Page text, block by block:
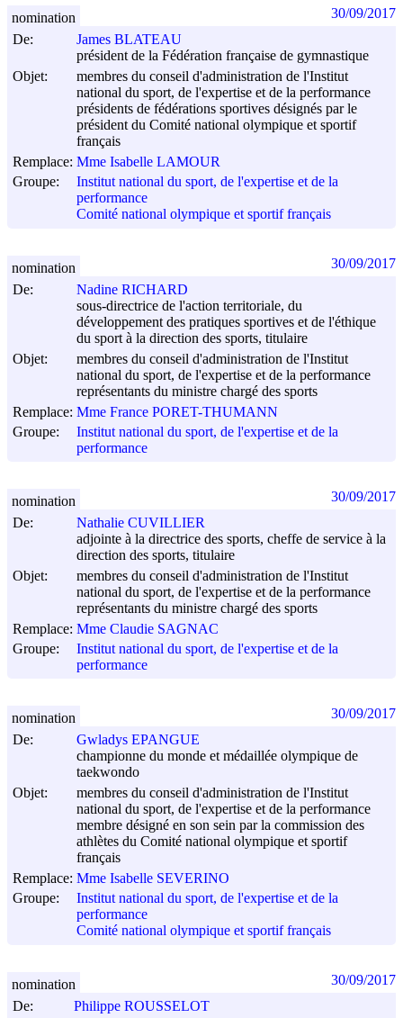
De:
James BLATEAU
président de la Fédération française de gymnastique
Objet:
membres du conseil d'administration de l'Institut
national du sport, de l'expertise et de la performance
présidents de fédérations sportives désignés par le
président du Comité national olympique et sportif
français
Remplace: Mme Isabelle LAMOUR
Groupe:
Institut national du sport, de l'expertise et de la
performance
Comité national olympique et sportif français
nomination 30/09/2017
De:
Nadine RICHARD
sous-directrice de l'action territoriale, du
développement des pratiques sportives et de l'éthique
du sport à la direction des sports, titulaire
Objet:
membres du conseil d'administration de l'Institut
national du sport, de l'expertise et de la performance
représentants du ministre chargé des sports
Remplace: Mme France PORET-THUMANN
Groupe:
Institut national du sport, de l'expertise et de la
performance
nomination 30/09/2017
De:
Nathalie CUVILLIER
adjointe à la directrice des sports, cheffe de service à la
direction des sports, titulaire
Objet:
membres du conseil d'administration de l'Institut
national du sport, de l'expertise et de la performance
représentants du ministre chargé des sports
Remplace: Mme Claudie SAGNAC
Groupe:
Institut national du sport, de l'expertise et de la
performance
nomination 30/09/2017
De:
Gwladys EPANGUE
championne du monde et médaillée olympique de
taekwondo
Objet:
membres du conseil d'administration de l'Institut
national du sport, de l'expertise et de la performance
membre désigné en son sein par la commission des
athlètes du Comité national olympique et sportif
français
Remplace: Mme Isabelle SEVERINO
Groupe:
Institut national du sport, de l'expertise et de la
performance
Comité national olympique et sportif français
nomination 30/09/2017
De:
Philippe ROUSSELOT
nomination 30/09/2017